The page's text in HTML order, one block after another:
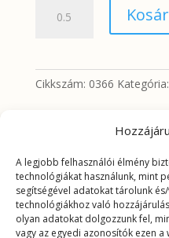
A legjobb felhasználói élmény
technológiákat használunk, mint
segítségével adatokat tárolunk
technológiákhoz való
olyan adatokat dolgozzunk fel,
vagy az egyedi azonosítók ezen
virágok
mennyiség
Cikkszám: 0366 Kategória:
További